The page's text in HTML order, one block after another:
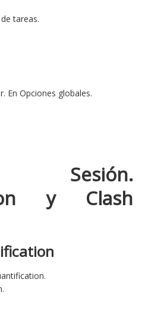
tareas.
En Opciones globales.
Sesión.
y Clash